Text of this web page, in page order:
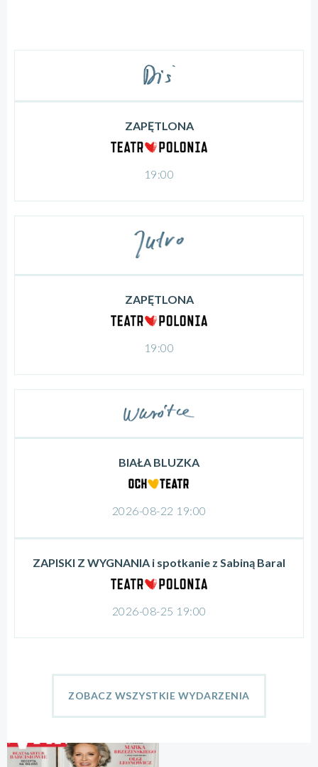
ZAPĘTLONA
19:00
ZAPĘTLONA
19:00
BIAŁA BLUZKA
2026-08-22 19:00
ZAPISKI Z WYGNANIA i spotkanie z Sabiną Baral
2026-08-25 19:00
ZOBACZ WSZYSTKIE WYDARZENIA